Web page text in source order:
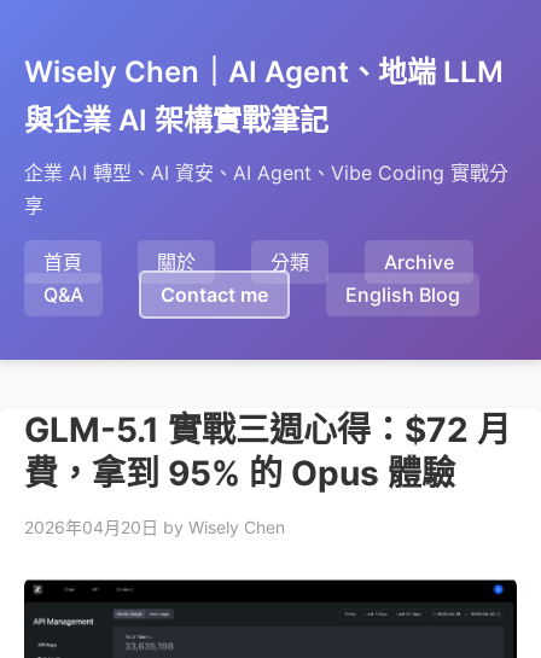
Wisely Chen｜AI Agent、地端 LLM
與企業 AI 架構實戰筆記
企業 AI 轉型、AI 資安、AI Agent、Vibe Coding 實戰分
享
首頁 關於 分類
Archive
Q&A
Contact me English Blog
GLM-5.1 實戰三週心得：$72 月
費，拿到 95% 的 Opus 體驗
2026年04月20日 by Wisely Chen